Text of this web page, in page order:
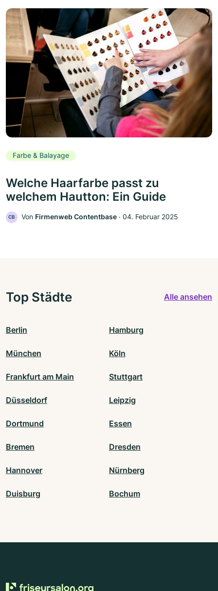
Farbe & Balayage
Welche Haarfarbe passt zu
welchem Hautton: Ein Guide
CB Von Firmenweb Contentbase ‧ 04. Februar 2025
Top Städte Alle ansehen
Berlin Hamburg
München Köln
Frankfurt am Main Stuttgart
Düsseldorf Leipzig
Dortmund Essen
Bremen Dresden
Hannover Nürnberg
Duisburg Bochum